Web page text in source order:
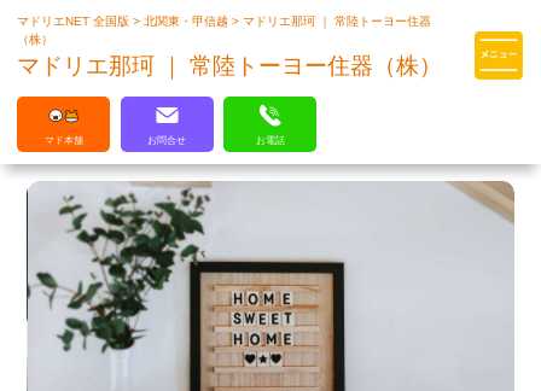
マドリエはLIXILの厳しい基準を
マドリエNET 全国版>北関東・甲信越>マドリエ那珂 ｜ 常陸トーヨー住器
（株）
マドリエ那珂 ｜ 常陸トーヨー住器（株）
マド本舗 お問合せ お電話